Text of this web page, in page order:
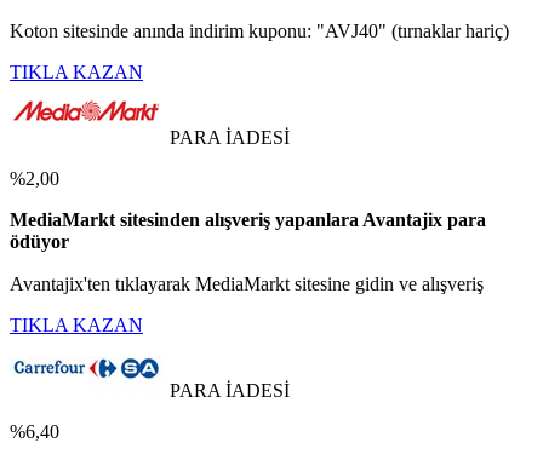
Koton sitesinde anında indirim kuponu: "AVJ40" (tırnaklar hariç)
TIKLA KAZAN
PARA İADESİ
%2,00
MediaMarkt sitesinden alışveriş yapanlara Avantajix para
ödüyor
Avantajix'ten tıklayarak MediaMarkt sitesine gidin ve alışveriş
TIKLA KAZAN
PARA İADESİ
%6,40